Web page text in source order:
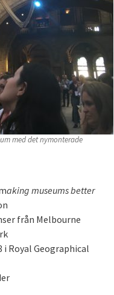
med det nymonterade
aking museums better
från Melbourne
i Royal Geographical